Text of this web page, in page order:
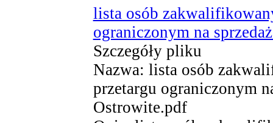
lista osób
ograniczonym na
Szczegóły pliku
Nazwa: lista osób
przetargu ograniczonym
Ostrowite.pdf